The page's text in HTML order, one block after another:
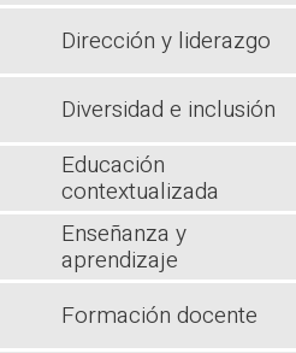
Dirección y liderazgo
Diversidad e inclusión
Educación
contextualizada
Enseñanza y
aprendizaje
Formación docente